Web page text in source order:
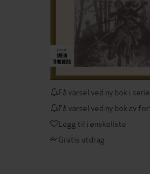
Få varsel ved ny bok i
Få varsel ved ny bok av
Legg til i ønskeliste
Gratis utdrag